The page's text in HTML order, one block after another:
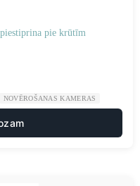
pie krūtīm
NOVĒROŠANAS KAMERAS